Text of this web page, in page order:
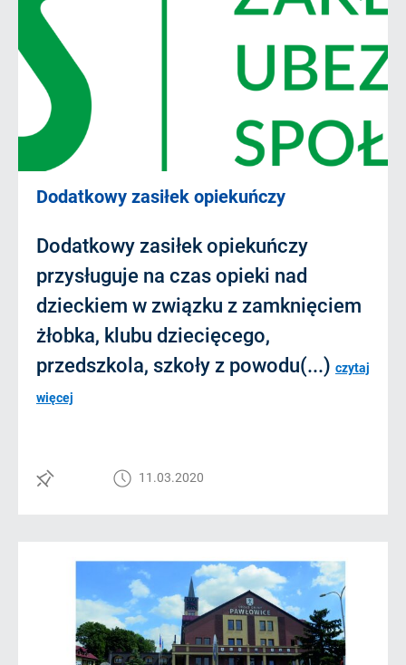
Dodatkowy zasiłek opiekuńczy
Dodatkowy zasiłek opiekuńczy
przysługuje na czas opieki nad
dzieckiem w związku z zamknięciem
żłobka, klubu dziecięcego,
przedszkola, szkoły z powodu(...) czytaj
więcej
11.03.2020